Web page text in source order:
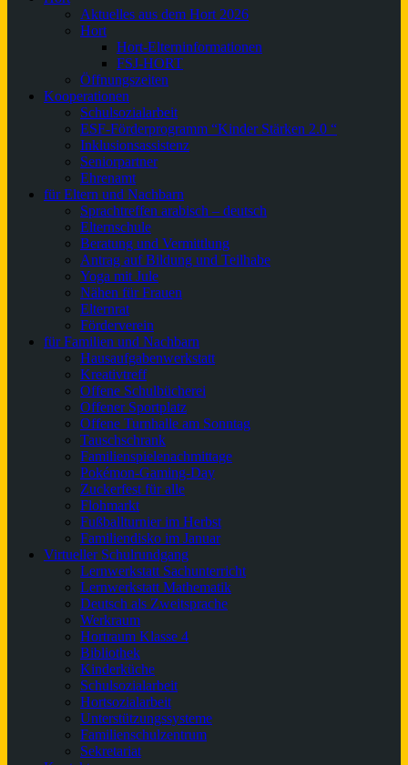
Aktuelles aus dem Hort 2026
Hort
Hort-Elterninformationen
FSJ-HORT
Öffnungszeiten
Kooperationen
Schulsozialarbeit
ESF-Förderprogramm “Kinder Stärken 2.0 “
Inklusionsassistenz
Seniorpartner
Ehrenamt
für Eltern und Nachbarn
Sprachtreffen arabisch – deutsch
Elternschule
Beratung und Vermittlung
Antrag auf Bildung und Teilhabe
Yoga mit Jule
Nähen für Frauen
Elternrat
Förderverein
für Familien und Nachbarn
Hausaufgabenwerkstatt
Kreativtreff
Offene Schulbücherei
Offener Sportplatz
Offene Turnhalle am Sonntag
Tauschschrank
Familienspielenachmittage
Pokémon-Gaming-Day
Zuckerfest für alle
Flohmarkt
Fußballturnier im Herbst
Familiendisko im Januar
Virtueller Schulrundgang
Lernwerkstatt Sachunterricht
Lernwerkstatt Mathematik
Deutsch als Zweitsprache
Werkraum
Hortraum Klasse 4
Bibliothek
Kinderküche
Schulsozialarbeit
Hortsozialarbeit
Unterstützungssysteme
Familienschulzentrum
Sekretariat